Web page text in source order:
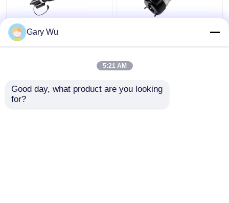
2203202138 メルセデ
ス・ベンツ エアサスペ
4MATIC W220 ショッ
2213200538 前右ショ
Gary Wu
5:21 AM
Good day, what product are you looking
for?